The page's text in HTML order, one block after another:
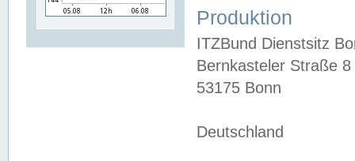
Produktion
ITZBund Dienstsitz
Bernkasteler Straße 8
53175 Bonn
Deutschland